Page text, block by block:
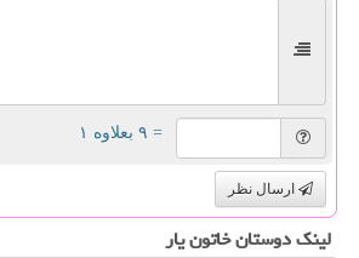
= ۹ بعلاوه ۱
ارسال نظر
لینک دوستان خاتون یار